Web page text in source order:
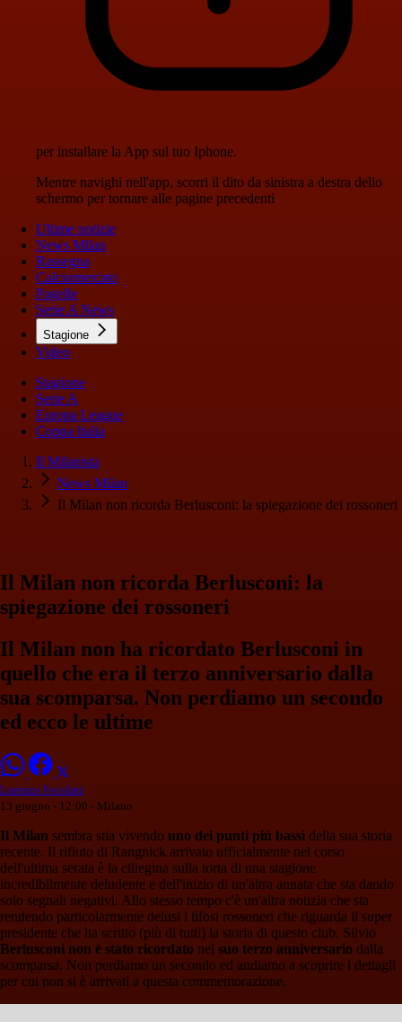
per installare la App sul tuo Iphone.
Mentre navighi nell'app, scorri il dito da sinistra a destra dello
schermo per tornare alle pagine precedenti
Ultime notizie
News Milan
Rassegna
Calciomercato
Pagelle
Serie A News
Stagione
Video
Stagione
Serie A
Europa League
Coppa Italia
Il Milanista
News Milan
Il Milan non ricorda Berlusconi: la spiegazione dei rossoneri
Il Milan non ricorda Berlusconi: la
spiegazione dei rossoneri
Il Milan non ha ricordato Berlusconi in
quello che era il terzo anniversario dalla
sua scomparsa. Non perdiamo un secondo
ed ecco le ultime
Lorenzo Focolari
13 giugno - 12:00 - Milano
Il Milan sembra stia vivendo uno dei punti più bassi della sua storia
recente. Il rifiuto di Rangnick arrivato ufficialmente nel corso
dell'ultima serata è la ciliegina sulla torta di una stagione
incredibilmente deludente e dell'inizio di un'altra annata che sta dando
solo segnali negativi. Allo stesso tempo c'è un'altra notizia che sta
rendendo particolarmente delusi i tifosi rossoneri che riguarda il super
presidente che ha scritto (più di tutti) la storia di questo club. Silvio
Berlusconi non è stato ricordato nel suo terzo anniversario dalla
scomparsa. Non perdiamo un secondo ed andiamo a scoprire i dettagli
per cui non si è arrivati a questa commemorazione.